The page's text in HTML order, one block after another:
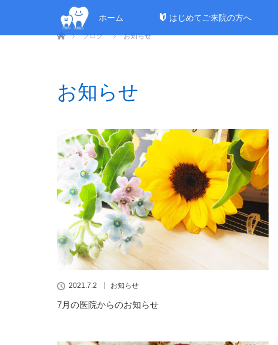
ホーム はじめてご来院の方へ
ホーム
ブログ
お知らせ
お知らせ
2021.7.2 お知らせ
7月の医院からのお知らせ